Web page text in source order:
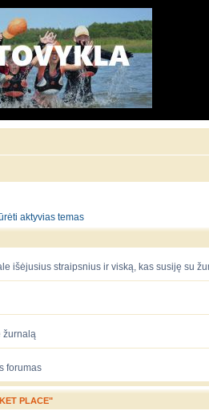
aktyvias temas
išėjusius straipsnius ir viską, kas susiję su
žurnalą
forumas
PLACE"